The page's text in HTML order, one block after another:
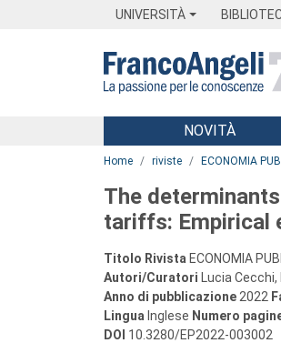
UNIVERSITÀ
Menu
NOVITÀ
Home riviste ECONOMIA
The
tariffs: Empirical
Titolo Rivista ECONOMIA
Autori/Curatori Lucia
Anno di pubblicazione 2022
Lingua Inglese Numero
DOI 10.3280/EP2022-003002